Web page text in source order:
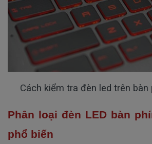
Cách kiểm tra đèn led trên bàn
Phân loại đèn LED bàn
phổ biến